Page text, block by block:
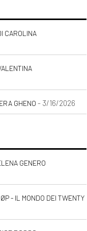
CAROLINA
GHENO - 3/16/2026
GENERO
- IL MONDO DEI TWENTY